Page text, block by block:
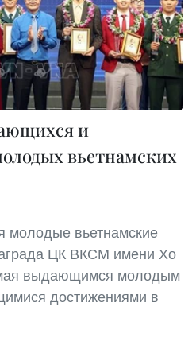
и
вьетнамских
вьетнамские
ЦК ВКСМ имени Хо
выдающимся молодым
достижениями в